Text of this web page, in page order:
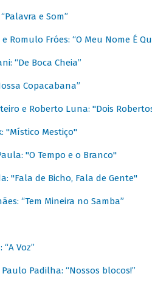
e Som”
Romulo Fróes: “O Meu Nome É
“De Boca Cheia”
Copacabana”
e Roberto Luna: "Dois
"Místico Mestiço"
"O Tempo e o Branco"
"Fala de Bicho, Fala de Gente"
“Tem Mineira no Samba”
Voz”
Padilha: “Nossos blocos!”